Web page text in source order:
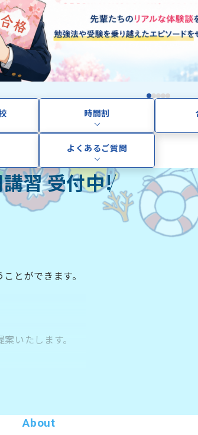
時間割
よくあるご質問
習 受付中!
とができます。
いたします。